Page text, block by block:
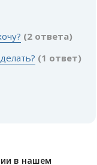
(2 ответа)
(1 ответ)
в нашем